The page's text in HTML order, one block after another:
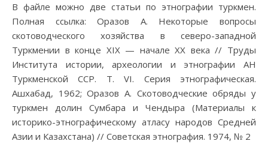
В файле можно две статьи по этнографии туркмен.
Полная ссылка: Оразов А. Некоторые вопросы
скотоводческого хозяйства в северо-западной
Туркмении в конце XIX — начале XX века // Труды
Института истории, археологии и этнографии АН
Туркменской ССР. Т. VI. Серия этнографическая.
Ашхабад, 1962; Оразов А. Скотоводческие обряды у
туркмен долин Сумбара и Чендыра (Материалы к
историко-этнографическому атласу народов Средней
Азии и Казахстана) // Советская этнография. 1974, № 2